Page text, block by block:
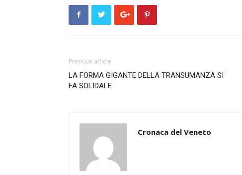
Previous article
LA FORMA GIGANTE DELLA TRANSUMANZA SI
FA SOLIDALE
Cronaca del Veneto